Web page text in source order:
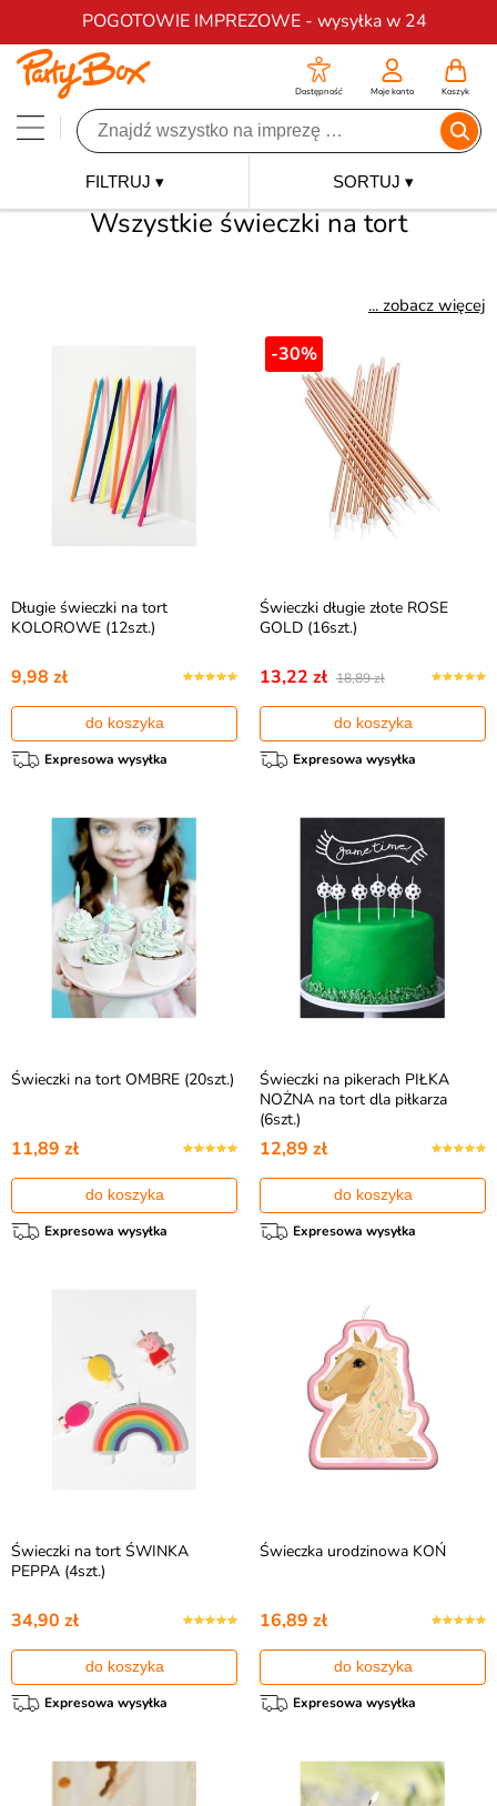
POGOTOWIE IMPREZOWE - wysyłka w 24
Darmowa dostawa na zamówienia od 200 zł
Dostępność Moje konto Koszyk
Wszystkie świeczki na tort
... zobacz więcej
FILTRUJ ▾ SORTUJ ▾
Długie świeczki na tort
KOLOROWE (12szt.)
9,98 zł
do koszyka
Expresowa wysyłka
-30%
Świeczki długie złote ROSE
GOLD (16szt.)
13,22 zł 18,89 zł
do koszyka
Expresowa wysyłka
Świeczki na tort OMBRE (20szt.)
11,89 zł
do koszyka
Expresowa wysyłka
Świeczki na pikerach PIŁKA
NOŻNA na tort dla piłkarza
(6szt.)
12,89 zł
do koszyka
Expresowa wysyłka
Świeczki na tort ŚWINKA
PEPPA (4szt.)
34,90 zł
do koszyka
Expresowa wysyłka
Świeczka urodzinowa KOŃ
16,89 zł
do koszyka
Expresowa wysyłka